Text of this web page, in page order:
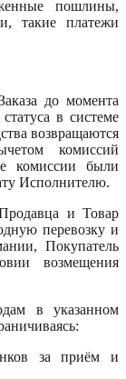
пошлины,
такие платежи
до момента
в системе
возвращаются
комиссий
комиссии были
Исполнителю.
и Товар
перевозку и
Покупатель
возмещения
в указанном
за приём и